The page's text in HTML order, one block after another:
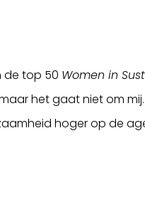
de top 50 Women in
het gaat niet om
hoger op de